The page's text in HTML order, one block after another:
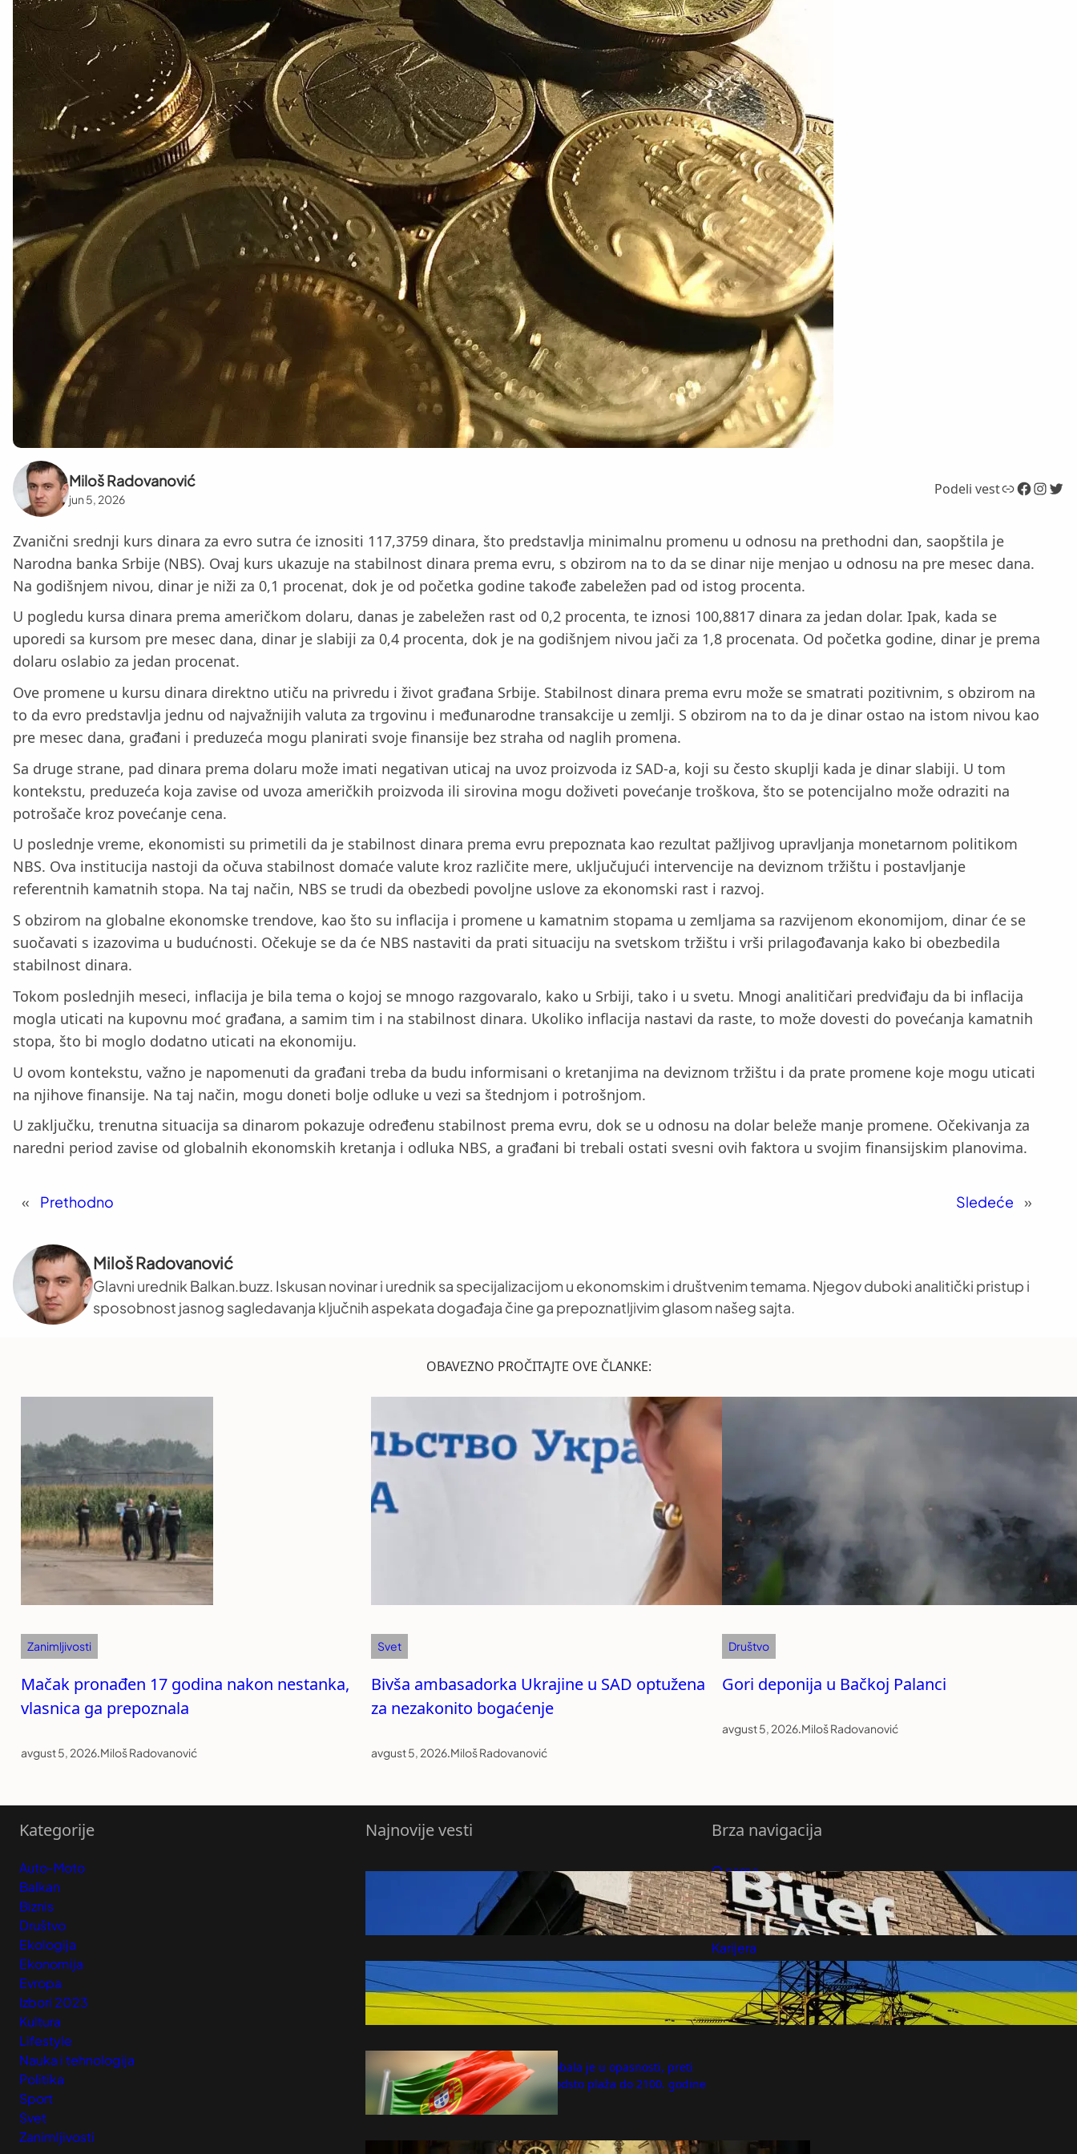
Miloš Radovanović
jun 5, 2026
Podeli vestLink Facebook InstagramTwitter
Zvanični srednji kurs dinara za evro sutra će iznositi 117,3759 dinara, što predstavlja minimalnu promenu u odnosu na prethodni dan, saopštila je
Narodna banka Srbije (NBS). Ovaj kurs ukazuje na stabilnost dinara prema evru, s obzirom na to da se dinar nije menjao u odnosu na pre mesec dana.
Na godišnjem nivou, dinar je niži za 0,1 procenat, dok je od početka godine takođe zabeležen pad od istog procenta.
U pogledu kursa dinara prema američkom dolaru, danas je zabeležen rast od 0,2 procenta, te iznosi 100,8817 dinara za jedan dolar. Ipak, kada se
uporedi sa kursom pre mesec dana, dinar je slabiji za 0,4 procenta, dok je na godišnjem nivou jači za 1,8 procenata. Od početka godine, dinar je prema
dolaru oslabio za jedan procenat.
Ove promene u kursu dinara direktno utiču na privredu i život građana Srbije. Stabilnost dinara prema evru može se smatrati pozitivnim, s obzirom na
to da evro predstavlja jednu od najvažnijih valuta za trgovinu i međunarodne transakcije u zemlji. S obzirom na to da je dinar ostao na istom nivou kao
pre mesec dana, građani i preduzeća mogu planirati svoje finansije bez straha od naglih promena.
Sa druge strane, pad dinara prema dolaru može imati negativan uticaj na uvoz proizvoda iz SAD-a, koji su često skuplji kada je dinar slabiji. U tom
kontekstu, preduzeća koja zavise od uvoza američkih proizvoda ili sirovina mogu doživeti povećanje troškova, što se potencijalno može odraziti na
potrošače kroz povećanje cena.
U poslednje vreme, ekonomisti su primetili da je stabilnost dinara prema evru prepoznata kao rezultat pažljivog upravljanja monetarnom politikom
NBS. Ova institucija nastoji da očuva stabilnost domaće valute kroz različite mere, uključujući intervencije na deviznom tržištu i postavljanje
referentnih kamatnih stopa. Na taj način, NBS se trudi da obezbedi povoljne uslove za ekonomski rast i razvoj.
S obzirom na globalne ekonomske trendove, kao što su inflacija i promene u kamatnim stopama u zemljama sa razvijenom ekonomijom, dinar će se
suočavati s izazovima u budućnosti. Očekuje se da će NBS nastaviti da prati situaciju na svetskom tržištu i vrši prilagođavanja kako bi obezbedila
stabilnost dinara.
Tokom poslednjih meseci, inflacija je bila tema o kojoj se mnogo razgovaralo, kako u Srbiji, tako i u svetu. Mnogi analitičari predviđaju da bi inflacija
mogla uticati na kupovnu moć građana, a samim tim i na stabilnost dinara. Ukoliko inflacija nastavi da raste, to može dovesti do povećanja kamatnih
stopa, što bi moglo dodatno uticati na ekonomiju.
U ovom kontekstu, važno je napomenuti da građani treba da budu informisani o kretanjima na deviznom tržištu i da prate promene koje mogu uticati
na njihove finansije. Na taj način, mogu doneti bolje odluke u vezi sa štednjom i potrošnjom.
U zaključku, trenutna situacija sa dinarom pokazuje određenu stabilnost prema evru, dok se u odnosu na dolar beleže manje promene. Očekivanja za
naredni period zavise od globalnih ekonomskih kretanja i odluka NBS, a građani bi trebali ostati svesni ovih faktora u svojim finansijskim planovima.
« Prethodno Sledeće »
Miloš Radovanović
Glavni urednik Balkan.buzz. Iskusan novinar i urednik sa specijalizacijom u ekonomskim i društvenim temama. Njegov duboki analitički pristup i
sposobnost jasnog sagledavanja ključnih aspekata događaja čine ga prepoznatljivim glasom našeg sajta.
OBAVEZNO PROČITAJTE OVE ČLANKE:
Zanimljivosti
Mačak pronađen 17 godina nakon nestanka,
vlasnica ga prepoznala
avgust 5, 2026.Miloš Radovanović
Svet
Bivša ambasadorka Ukrajine u SAD optužena
za nezakonito bogaćenje
avgust 5, 2026.Miloš Radovanović
Društvo
Gori deponija u Bačkoj Palanci
avgust 5, 2026.Miloš Radovanović
Kategorije
Auto-Moto
Balkan
Biznis
Društvo
Ekologija
Ekonomija
Evropa
Izbori 2023
Kultura
Lifestyle
Nauka i tehnologija
Politika
Sport
Svet
Zanimljivosti
Najnovije vesti
Neizvestan 59. Bitef: Pet od sedam
pozorišnih trupa se povuklo sa festivala
avgust 6, 2026
Više od 100.000 domaćinstava bez struje
u Dnjepropetrovskoj oblasti u Ukrajini
avgust 6, 2026
Portugalska obala je u opasnosti, preti
nestanak 40 odsto plaža do 2100. godine
avgust 6, 2026
Brza navigacija
O nama
Predloži Vest
Pretplatite se na vesti
Karijera
Marketing
Kontakt